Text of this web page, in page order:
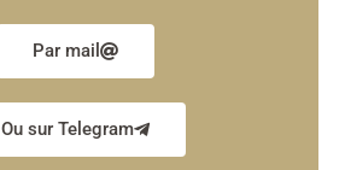
Par mail
Ou sur Telegram